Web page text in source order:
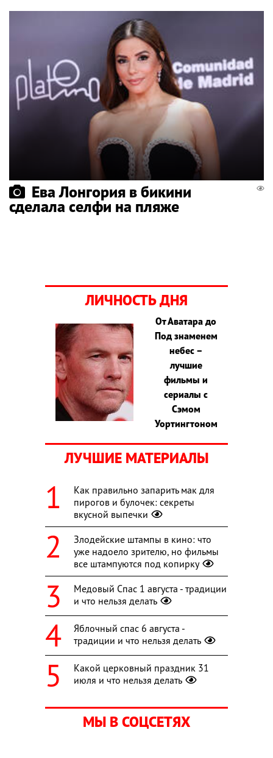
Ева Лонгория в бикини
сделала селфи на пляже
ЛИЧНОСТЬ ДНЯ
От Аватара до
Под знаменем
небес –
лучшие
фильмы и
сериалы с
Сэмом
Уортингтоном
ЛУЧШИЕ МАТЕРИАЛЫ
Как правильно запарить мак для
пирогов и булочек: секреты
вкусной выпечки
Злодейские штампы в кино: что
уже надоело зрителю, но фильмы
все штампуются под копирку
Медовый Спас 1 августа - традиции
и что нельзя делать
Яблочный спас 6 августа -
традиции и что нельзя делать
Какой церковный праздник 31
июля и что нельзя делать
МЫ В СОЦСЕТЯХ